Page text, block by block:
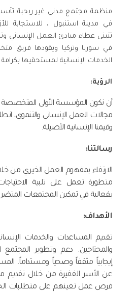
في مدينة استنبول ، للاستجابة
تتبنى عطاء مبادئ العمل الإنساني
في سوريا وتركيا ويقودها فريق
الخدمات الإنسانية لمستحقيها
الرؤية:
أن نكون المؤسسة الأولى
مجالات العمل الإنساني والتنموي،
وقيمنا الإنسانية الأصيلة.
رسالتنا:
الارتقاء بمفهوم العمل الخيري من
متطورة تعمل على تلبية
بفعالية في تمكين المجتمعات
الأهداف:
تقديم المساعدات والخدمات
والمحتاجين. دعم وتطوير المجتمع
إيجابياً مثقفاً وصحياً ومستداماً.
عن الأسر الفقيرة من خلال تقديم
فرص عمل تعينهم على متطلبات